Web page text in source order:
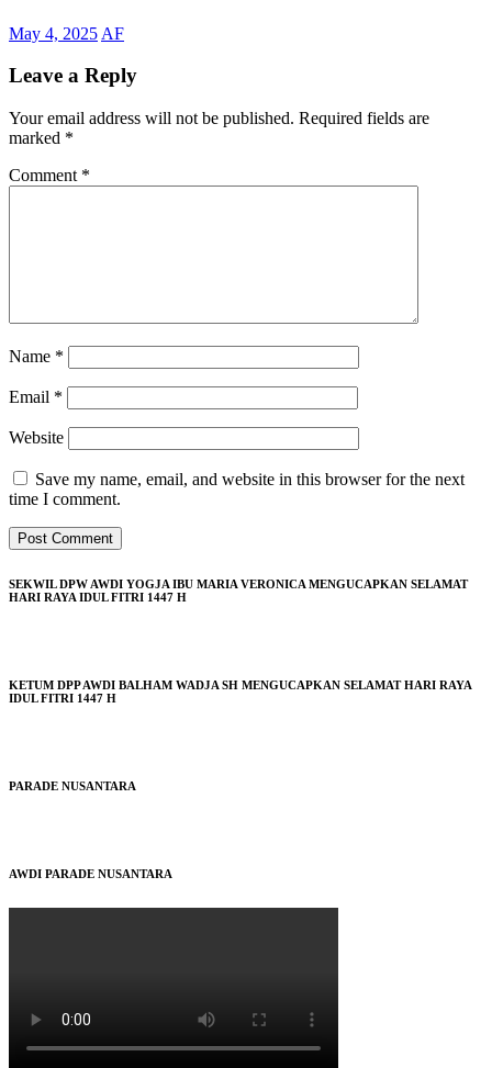
May 4, 2025 AF
Leave a Reply
Your email address will not be published. Required fields are
marked *
Comment *
Name *
Email *
Website
Save my name, email, and website in this browser for the next
time I comment.
SEKWIL DPW AWDI YOGJA IBU MARIA VERONICA MENGUCAPKAN SELAMAT
HARI RAYA IDUL FITRI 1447 H
KETUM DPP AWDI BALHAM WADJA SH MENGUCAPKAN SELAMAT HARI RAYA
IDUL FITRI 1447 H
PARADE NUSANTARA
AWDI PARADE NUSANTARA